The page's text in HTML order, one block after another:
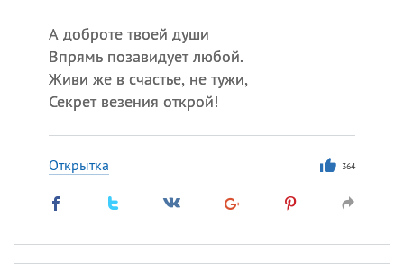
А доброте твоей души
Впрямь позавидует любой.
Живи же в счастье, не тужи,
Секрет везения открой!
Открытка 364